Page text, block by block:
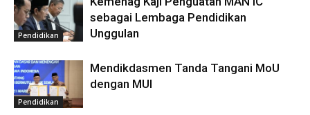
Pendidikan
sebagai Lembaga Pendidikan
Unggulan
Pendidikan
Mendikdasmen Tanda Tangani MoU
dengan MUI